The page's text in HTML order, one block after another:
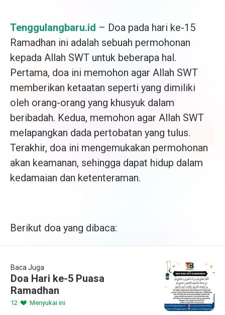
Tenggulangbaru.id – Doa pada hari ke-15
Ramadhan ini adalah sebuah permohonan
kepada Allah SWT untuk beberapa hal.
Pertama, doa ini memohon agar Allah SWT
memberikan ketaatan seperti yang dimiliki
oleh orang-orang yang khusyuk dalam
beribadah. Kedua, memohon agar Allah SWT
melapangkan dada pertobatan yang tulus.
Terakhir, doa ini mengemukakan permohonan
akan keamanan, sehingga dapat hidup dalam
kedamaian dan ketenteraman.
Berikut doa yang dibaca:
Baca Juga
Doa Hari ke-5 Puasa
Ramadhan
12 Menyukai ini